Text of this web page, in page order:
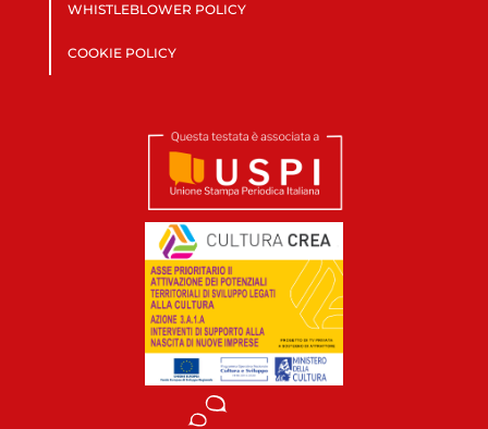
WHISTLEBLOWER POLICY
COOKIE POLICY